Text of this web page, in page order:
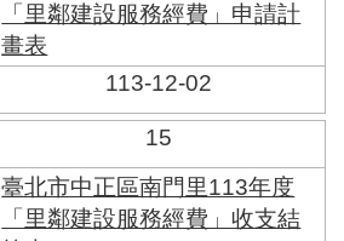
「里鄰建設服務經費」申請計
畫表
113-12-02
15
臺北市中正區南門里113年度
「里鄰建設服務經費」收支結